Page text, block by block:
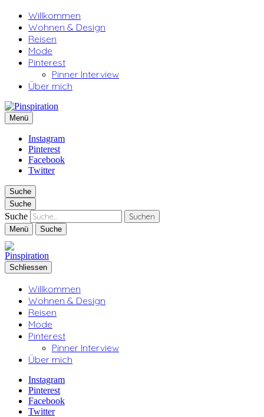
Willkommen
Wohnen & Design
Reisen
Mode
Pinterest
Pinner Interview
Über mich
Pinspiration
Menü
Instagram
Pinterest
Facebook
Twitter
Suche
Suche
Suche
Menü Suche
Schliessen
Willkommen
Wohnen & Design
Reisen
Mode
Pinterest
Pinner Interview
Über mich
Instagram
Pinterest
Facebook
Twitter